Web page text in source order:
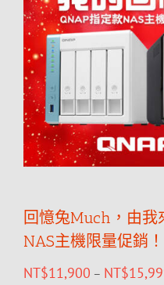
回憶兔Much，由我
NAS主機限量促銷！
NT$11,900 – NT$